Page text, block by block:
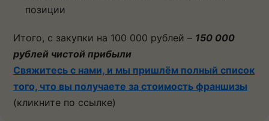
позиции
Итого, с закупки на 100 000 рублей – 150 000
рублей чистой прибыли
Свяжитесь с нами, и мы пришлём полный список
того, что вы получаете за стоимость франшизы
(кликните по ссылке)